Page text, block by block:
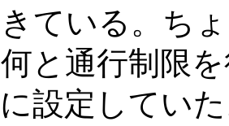
ている。ち
と通行制限
設定してい